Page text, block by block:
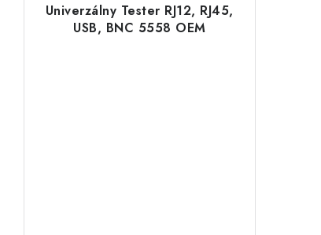
Univerzálny Tester RJ12, RJ45,
USB, BNC 5558 OEM